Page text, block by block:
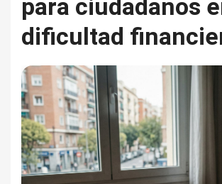
para ciudadanos
dificultad